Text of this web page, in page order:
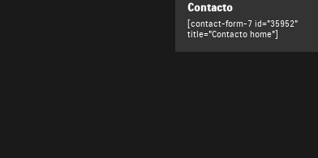
Contacto
[contact-form-7 id="35952"
title="Contacto home"]